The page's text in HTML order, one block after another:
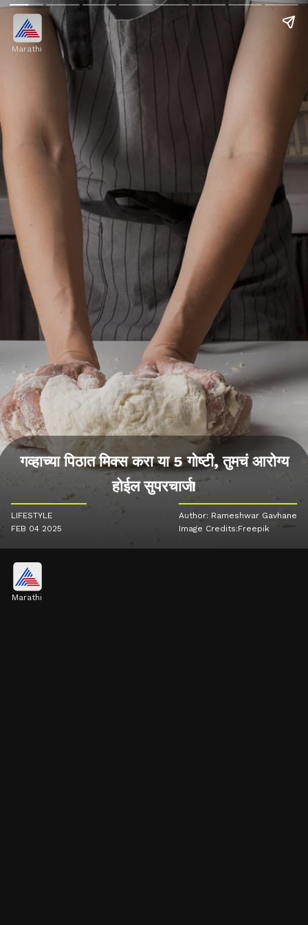
Marathi
गव्हाच्या पिठात मिक्स करा या 5 गोष्टी, तुमचं आरोग्य
होईल सुपरचार्ज!
LIFESTYLE
FEB 04 2025
Author: Rameshwar Gavhane
Image Credits:Freepik
Marathi